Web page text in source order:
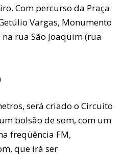
Com percurso da Praça
Vargas, Monumento
rua São Joaquim (rua
será criado o Circuito
bolsão de som, com um
freqüência FM,
que irá ser